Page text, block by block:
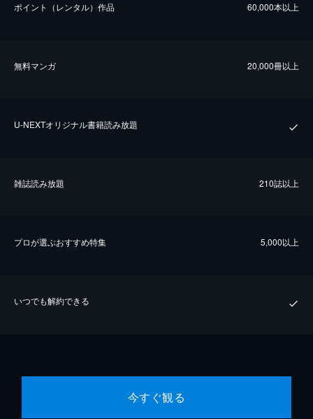
ポイント（レンタル）作品 60,000本以上
無料マンガ 20,000冊以上
U-NEXTオリジナル書籍読み放題
雑誌読み放題 210誌以上
プロが選ぶおすすめ特集 5,000以上
いつでも解約できる
今すぐ観る